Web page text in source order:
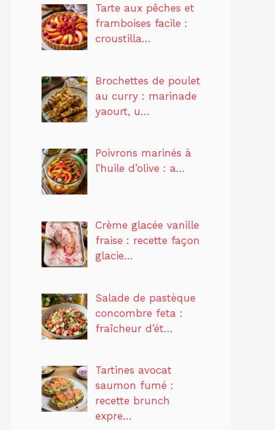
Tarte aux pêches et
framboises facile :
croustilla…
Brochettes de poulet
au curry : marinade
yaourt, u…
Poivrons marinés à
l’huile d’olive : a…
Crème glacée vanille
fraise : recette façon
glacie…
Salade de pastèque
concombre feta :
fraîcheur d’ét…
Tartines avocat
saumon fumé :
recette brunch
expre…